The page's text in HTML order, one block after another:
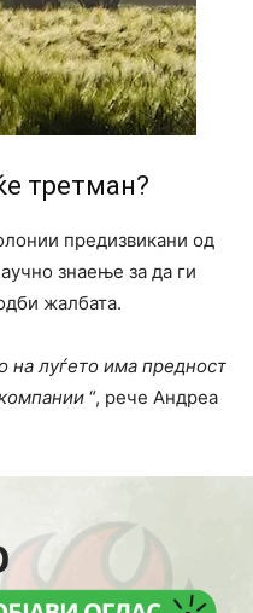
третман?
предизвикани од
знаење за да ги
жалбата.
на луѓето има предност
“, рече Андреа